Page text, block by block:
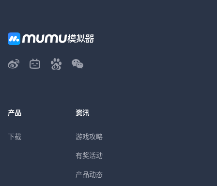
产品
下载
资讯
游戏攻略
有奖活动
产品动态